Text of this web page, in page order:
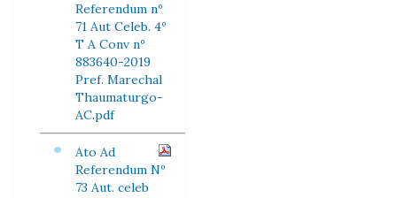
Referendum nº
71 Aut Celeb. 4º
T A Conv nº
883640-2019
Pref. Marechal
Thaumaturgo-
AC.pdf
Ato Ad
Referendum Nº
73 Aut. celeb